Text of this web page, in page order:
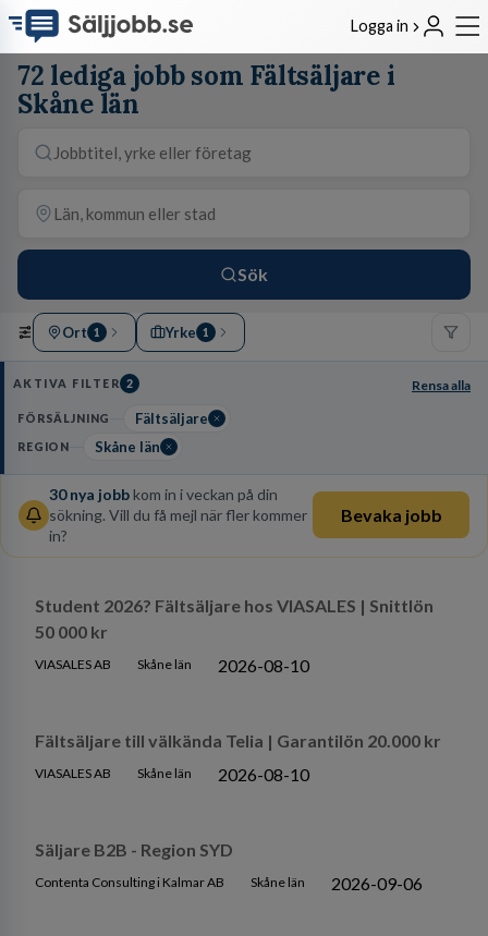
Logga in
72 lediga jobb som Fältsäljare i
Skåne län
Sök
Ort 1 Yrke 1
AKTIVA FILTER 2 Rensa alla
FÖRSÄLJNING Fältsäljare
REGION Skåne län
30nya jobb kom in i veckan på din
sökning. Vill du få mejl när fler kommer
in?
Bevaka jobb
Student 2026? Fältsäljare hos VIASALES | Snittlön
50 000 kr
VIASALES AB Skåne län 2026-08-10
Fältsäljare till välkända Telia | Garantilön 20.000 kr
VIASALES AB Skåne län 2026-08-10
Säljare B2B - Region SYD
Contenta Consulting i Kalmar AB Skåne län 2026-09-06